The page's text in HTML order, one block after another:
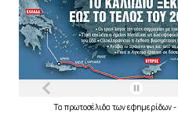
Τα πρωτοσέλιδα τωνεφημερίδων-